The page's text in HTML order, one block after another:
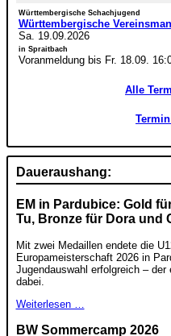
Württembergische Schachjugend
Württembergische
Sa. 19.09.2026
in Spraitbach
Voranmeldung bis Fr. 18.09.
Alle
Daueraushang:
EM in Pardubice: Gold
Tu, Bronze für Dora und
Mit zwei Medaillen endete die
Europameisterschaft 2026 in
Jugendauswahl erfolgreich –
dabei.
Weiterlesen …
BW Sommercamp 2026